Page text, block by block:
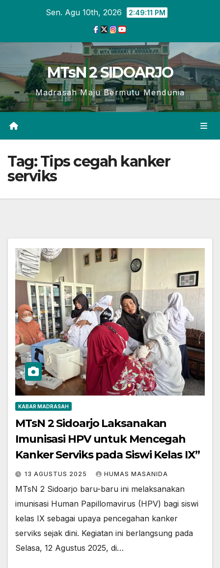
Sen. Agu 10th, 2026 2:49:12 PM
MTsN 2 SIDOARJO
Madrasah Maju Bermutu Mendunia
Tag:Tips cegah kanker
serviks
KABAR MADRASAH
MTsN 2 Sidoarjo Laksanakan
Imunisasi HPV untuk Mencegah
Kanker Serviks pada Siswi Kelas IX”
13 AGUSTUS 2025 HUMAS MASANIDA
MTsN 2 Sidoarjo baru-baru ini melaksanakan
imunisasi Human Papillomavirus (HPV) bagi siswi
kelas IX sebagai upaya pencegahan kanker
serviks sejak dini. Kegiatan ini berlangsung pada
Selasa, 12 Agustus 2025, di…